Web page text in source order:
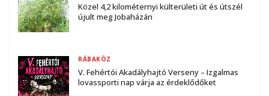
Közel 4,2 kilométernyi külterületi út és útszél
újult meg Jobaházán
V. Fehértói Akadályhajtó Verseny – Izgalmas
lovassporti nap várja az érdeklődőket
RÁBAKÖZ